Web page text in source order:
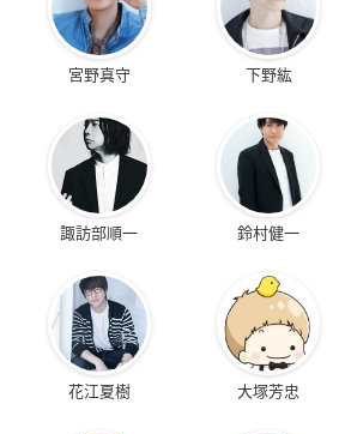
宮野真守 下野紘
諏訪部順一 鈴村健一
花江夏樹 大塚芳忠